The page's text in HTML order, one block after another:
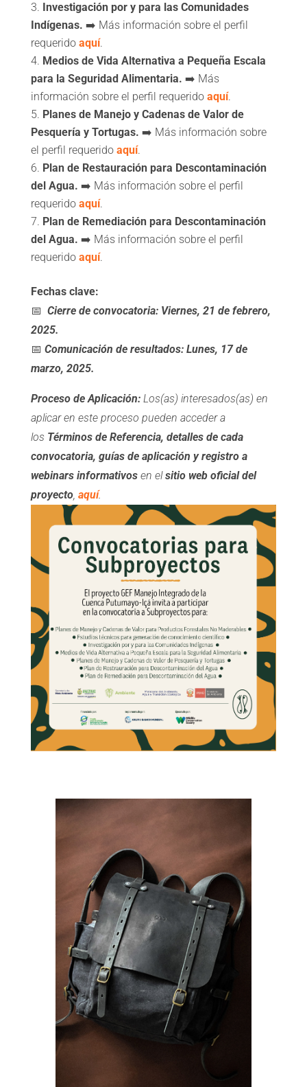
Investigación por y para las Comunidades
Indígenas. ➡️ Más información sobre el perfil
requerido aquí.
Medios de Vida Alternativa a Pequeña Escala
para la Seguridad Alimentaria. ➡️ Más
información sobre el perfil requerido aquí.
Planes de Manejo y Cadenas de Valor de
Pesquería y Tortugas. ➡️ Más información sobre
el perfil requerido aquí.
Plan de Restauración para Descontaminación
del Agua. ➡️ Más información sobre el perfil
requerido aquí.
Plan de Remediación para Descontaminación
del Agua. ➡️ Más información sobre el perfil
requerido aquí.
Fechas clave:
📅 Cierre de convocatoria: Viernes, 21 de febrero,
2025.
📅 Comunicación de resultados: Lunes, 17 de
marzo, 2025.
Proceso de Aplicación: Los(as) interesados(as) en
aplicar en este proceso pueden acceder a
los Términos de Referencia, detalles de cada
convocatoria, guías de aplicación y registro a
webinars informativosen elsitio web oficial del
proyecto, aquí.